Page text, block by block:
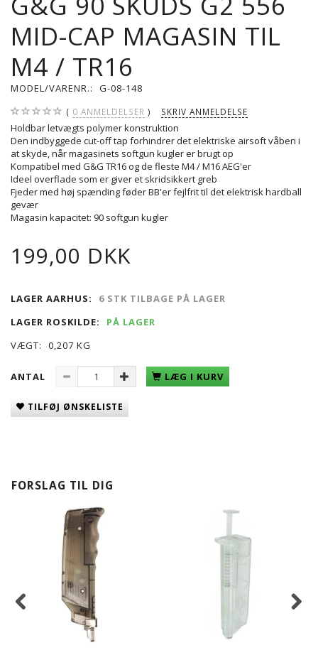
MID-CAP MAGASIN TIL
M4 / TR16
MODEL/VARENR.: G-08-148
0 ANMELDELSER SKRIV ANMELDELSE
Holdbar letvægts polymer konstruktion
Den indbyggede cut-off tap forhindrer det elektriske airsoft våben i
at skyde, når magasinets softgun kugler er brugt op
Kompatibel med G&G TR16 og de fleste M4 / M16 AEG'er
Ideel overflade som er giver et skridsikkert greb
Fjeder med høj spænding føder BB'er fejlfrit til det elektrisk hardball
gevær
Magasin kapacitet: 90 softgun kugler
199,00 DKK
LAGER AARHUS:
6 STK TILBAGE PÅ LAGER
LAGER ROSKILDE:
PÅ LAGER
VÆGT:
0,207 KG
ANTAL LÆG I KURV
TILFØJ ØNSKELISTE
FORSLAG TIL DIG